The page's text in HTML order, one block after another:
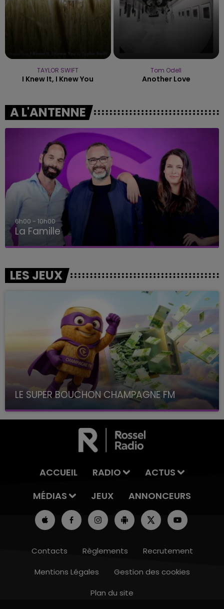
LE BEST OF DE LA FAMILLE CHAMPAGNE
TAYLOR SWIFT
I Knew It, I Knew You
Tom Odell
Another Love
A L'ANTENNE
6h00 - 10h00
La Famille
LES JEUX
LE SUPER BOUCHON CHAMPAGNE FM
avec La Famille Champagne FM, à 8H10
ACCUEIL RADIO
ACTUS
MÉDIAS
JEUX ANNONCEURS
Contacts Règlements
Recrutement
Mentions Légales
Gestion des cookies
Plan du site